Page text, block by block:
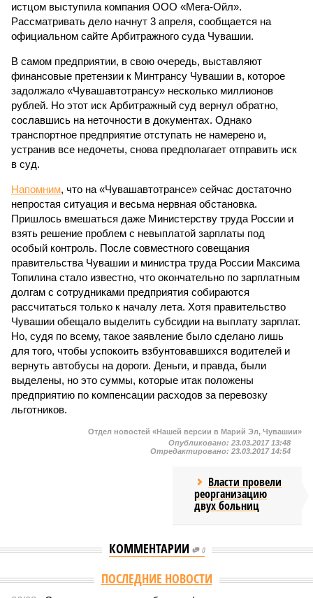
истцом выступила компания ООО «Мега-Ойл».
Рассматривать дело начнут 3 апреля, сообщается на
официальном сайте Арбитражного суда Чувашии.
В самом предприятии, в свою очередь, выставляют
финансовые претензии к Минтрансу Чувашии в, которое
задолжало «Чувашавтотрансу» несколько миллионов
рублей. Но этот иск Арбитражный суд вернул обратно,
сославшись на неточности в документах. Однако
транспортное предприятие отступать не намерено и,
устранив все недочеты, снова предполагает отправить иск
в суд.
Напомним, что на «Чувашавтотрансе» сейчас достаточно
непростая ситуация и весьма нервная обстановка.
Пришлось вмешаться даже Министерству труда России и
взять решение проблем с невыплатой зарплаты под
особый контроль. После совместного совещания
правительства Чувашии и министра труда России Максима
Топилина стало известно, что окончательно по зарплатным
долгам с сотрудниками предприятия собираются
рассчитаться только к началу лета. Хотя правительство
Чувашии обещало выделить субсидии на выплату зарплат.
Но, судя по всему, такое заявление было сделано лишь
для того, чтобы успокоить взбунтовавшихся водителей и
вернуть автобусы на дороги. Деньги, и правда, были
выделены, но это суммы, которые итак положены
предприятию по компенсации расходов за перевозку
льготников.
Отдел новостей «Нашей версии в Марий Эл, Чувашии»
Опубликовано: 23.03.2017 13:48
Отредактировано: 23.03.2017 14:54
Власти провели
реорганизацию
двух больниц
КОММЕНТАРИИ 0
Версия //Общество //
В регионе учреждены удостоверения мастеров